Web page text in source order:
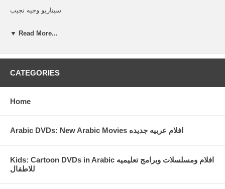
سيناريو وجيه نجيب
▼ Read More...
CATEGORIES
Home
Arabic DVDs: New Arabic Movies افلام عربيه جديده
Kids: Cartoon DVDs in Arabic افلام ومسلسلات وبرامج تعليميه
للاطفال